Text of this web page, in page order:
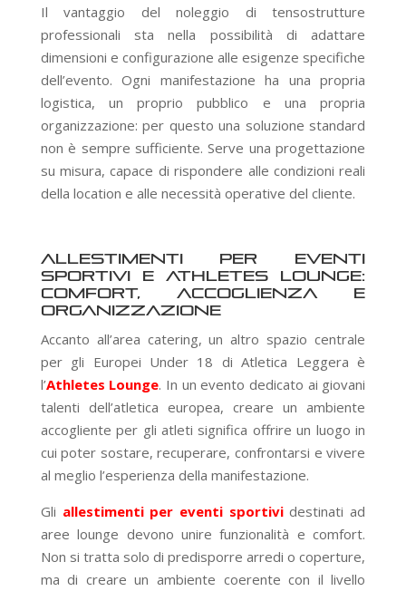
Il vantaggio del noleggio di tensostrutture
professionali sta nella possibilità di adattare
dimensioni e configurazione alle esigenze specifiche
dell’evento. Ogni manifestazione ha una propria
logistica, un proprio pubblico e una propria
organizzazione: per questo una soluzione standard
non è sempre sufficiente. Serve una progettazione
su misura, capace di rispondere alle condizioni reali
della location e alle necessità operative del cliente.
Allestimenti per eventi
sportivi e Athletes Lounge:
comfort, accoglienza e
organizzazione
Accanto all’area catering, un altro spazio centrale
per gli Europei Under 18 di Atletica Leggera è
l’Athletes Lounge. In un evento dedicato ai giovani
talenti dell’atletica europea, creare un ambiente
accogliente per gli atleti significa offrire un luogo in
cui poter sostare, recuperare, confrontarsi e vivere
al meglio l’esperienza della manifestazione.
Gli allestimenti per eventi sportividestinati ad
aree lounge devono unire funzionalità e comfort.
Non si tratta solo di predisporre arredi o coperture,
ma di creare un ambiente coerente con il livello